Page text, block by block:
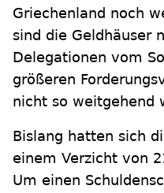
Griechenland noch
sind die Geldhäuser
Delegationen vom
größeren
nicht so weitgehend
Bislang hatten sich
einem Verzicht von
Um einen